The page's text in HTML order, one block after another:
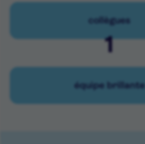
collègues
1
équipe brillante